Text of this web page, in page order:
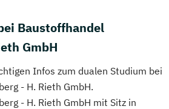
Baustoffhandel
GmbH
Infos zum dualen Studium bei
- H. Rieth GmbH.
- H. Rieth GmbH mit Sitz in